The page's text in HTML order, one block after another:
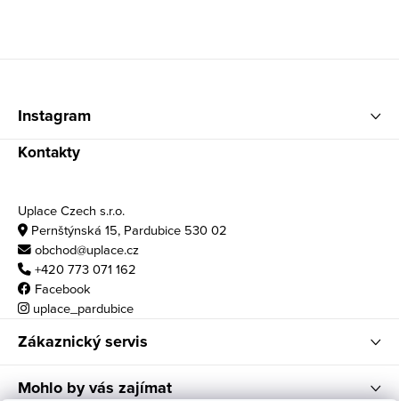
Instagram
Kontakty
Uplace Czech s.r.o.
Pernštýnská 15, Pardubice 530 02
obchod@uplace.cz
+420 773 071 162
Facebook
uplace_pardubice
Zákaznický servis
Mohlo by vás zajímat